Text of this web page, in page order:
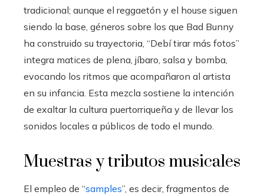
tradicional; aunque el reggaetón y el house siguen
siendo la base, géneros sobre los que Bad Bunny
ha construido su trayectoria, “Debí tirar más fotos”
integra matices de plena, jíbaro, salsa y bomba,
evocando los ritmos que acompañaron al artista
en su infancia. Esta mezcla sostiene la intención
de exaltar la cultura puertorriqueña y de llevar los
sonidos locales a públicos de todo el mundo.
Muestras y tributos musicales
El empleo de “samples”, es decir, fragmentos de